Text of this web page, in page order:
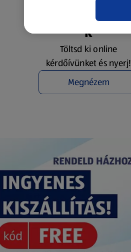
NYEREMÉNYJÁTÉ
K
Töltsd ki online
kérdőívünket és nyerj!
Megnézem